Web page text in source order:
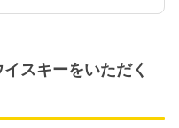
スキーをいただく